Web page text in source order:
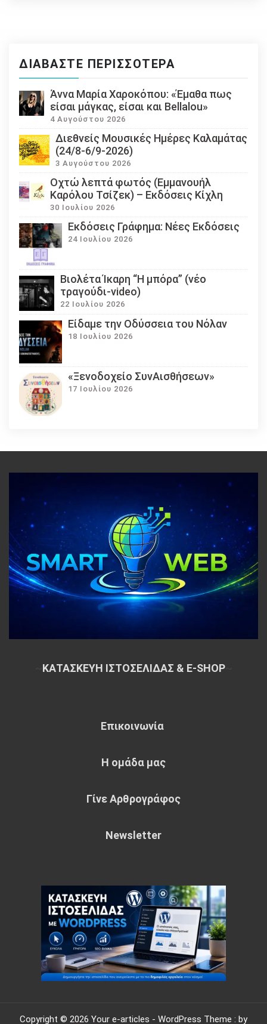
ΔΙΑΒΆΣΤΕ ΠΕΡΙΣΣΌΤΕΡΑ
Άννα Μαρία Χαροκόπου: «Έμαθα πως
είσαι μάγκας, είσαι και Bellalou»
4 Αυγούστου 2026
Διεθνείς Μουσικές Ημέρες Καλαμάτας
(24/8-6/9-2026)
3 Αυγούστου 2026
Οχτώ λεπτά φωτός (Εμμανουήλ
Καρόλου Τσίζεκ) – Εκδόσεις Κίχλη
30 Ιουλίου 2026
Εκδόσεις Γράφημα: Νέες Εκδόσεις
24 Ιουλίου 2026
Βιολέτα Ίκαρη “Η μπόρα” (νέο
τραγούδι-video)
22 Ιουλίου 2026
Eίδαμε την Οδύσσεια του Νόλαν
18 Ιουλίου 2026
«Ξενοδοχείο ΣυνΑισθήσεων»
17 Ιουλίου 2026
ΚΑΤΑΣΚΕΥΗ ΙΣΤΟΣΕΛΙΔΑΣ & E-SHOP~
Επικοινωνία
Η ομάδα μας
Γίνε Αρθρογράφος
Newsletter
Copyright © 2026 Your e-articles - WordPress Theme : by